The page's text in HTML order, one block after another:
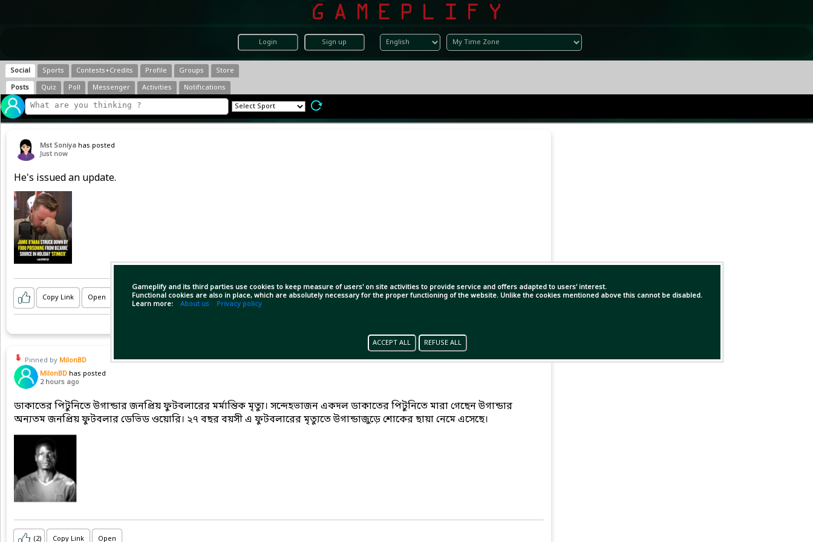
Login Sign up
Gameplify and its third parties use cookies to keep measure of users' on site activities to provide service and offers adapted to users' interest.
Functional cookies are also in place, which are absolutely necessary for the proper functioning of the website. Unlike the cookies mentioned above this cannot be disabled.
Learn more: About us Privacy policy
ACCEPT ALL REFUSE ALL
Social Sports Contests+Credits Profile Groups
Store
Posts
Quiz Poll Messenger Activities Notifications
Mst Soniya has posted
Just now
He's issued an update.
Copy Link Open
Pinned by MilonBD
MilonBD has posted
2 hours ago
ডাকাতের পিটুনিতে উগান্ডার জনপ্রিয় ফুটবলারের মর্মান্তিক মৃত্যু। সন্দেহভাজন একদল ডাকাতের পিটুনিতে মারা গেছেন উগান্ডার
অন্যতম জনপ্রিয় ফুটবলার ডেভিড ওয়োরি। ২৭ বছর বয়সী এ ফুটবলারের মৃত্যুতে উগান্ডাজুড়ে শোকের ছায়া নেমে এসেছে।
(2) Copy Link Open